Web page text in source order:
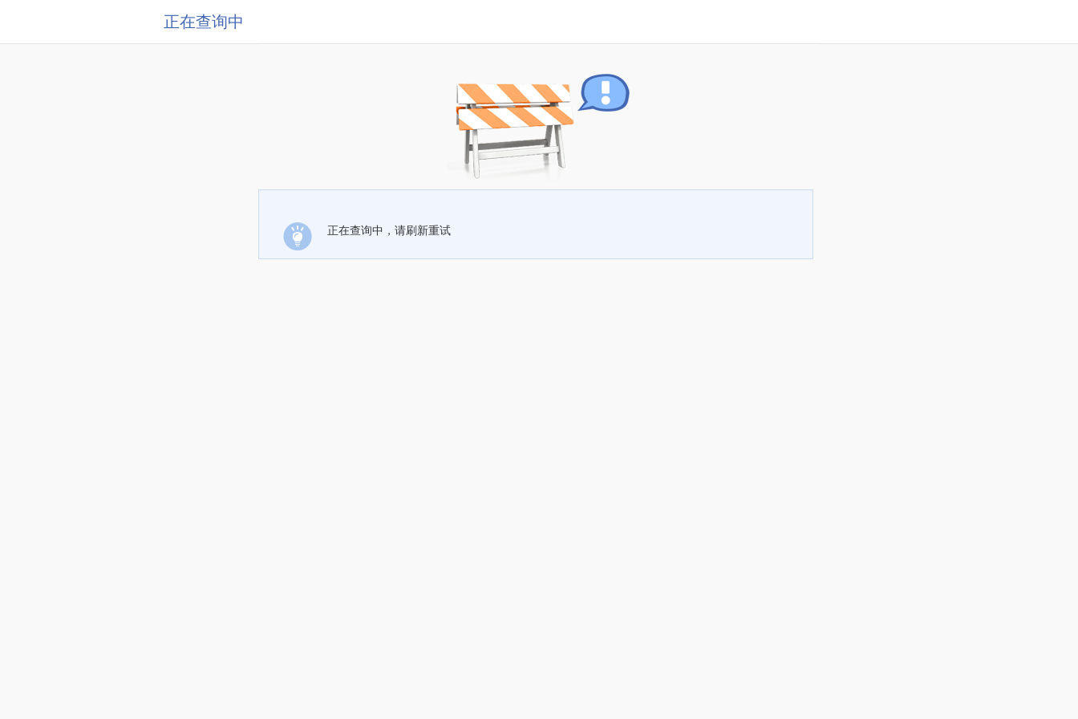
正在查询中
正在查询中，请刷新重试